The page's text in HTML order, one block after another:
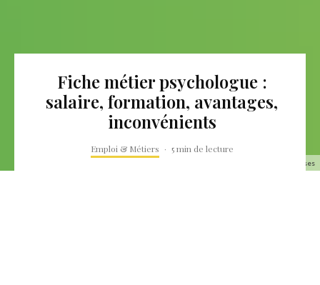
psychologue métier salaire, formation et compétences requises
Fiche métier psychologue :
salaire, formation, avantages,
inconvénients
Emploi & Métiers · 5 min de lecture